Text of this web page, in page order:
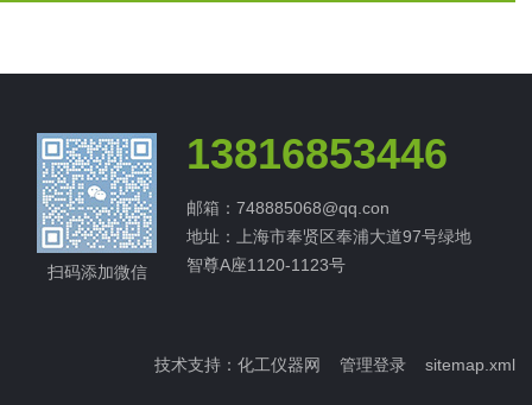
扫码添加微信
13816853446
邮箱：748885068@qq.con
地址：上海市奉贤区奉浦大道97号绿地
智尊A座1120-1123号
技术支持： 化工仪器网 管理登录 sitemap.xml